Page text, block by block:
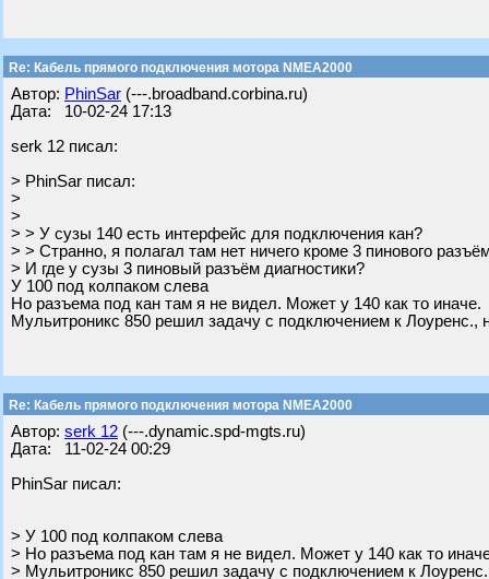
Re: Кабель прямого подключения мотора NMEA2000
Автор: PhinSar (---.broadband.corbina.ru)
Дата: 10-02-24 17:13
serk 12 писал:
> PhinSar писал:
>
>
> > У сузы 140 есть интерфейс для подключения кан?
> > Странно, я полагал там нет ничего кроме 3 пинового
> И где у сузы 3 пиновый разъём диагностики?
У 100 под колпаком слева
Но разъема под кан там я не видел. Может у 140 как то иначе.
Мульитроникс 850 решил задачу с подключением к Лоуренс.,
Re: Кабель прямого подключения мотора NMEA2000
Автор: serk 12 (---.dynamic.spd-mgts.ru)
Дата: 11-02-24 00:29
PhinSar писал:
> У 100 под колпаком слева
> Но разъема под кан там я не видел. Может у 140 как то
> Мульитроникс 850 решил задачу с подключением к